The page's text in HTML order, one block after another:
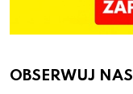
OBSERWUJ NAS